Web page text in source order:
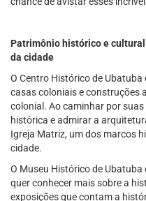
Patrimônio histórico e
da cidade
O Centro Histórico de
casas coloniais e construções
colonial. Ao caminhar por
histórica e admirar a
Igreja Matriz, um dos marcos
cidade.
O Museu Histórico de
quer conhecer mais sobre a
exposições que contam a